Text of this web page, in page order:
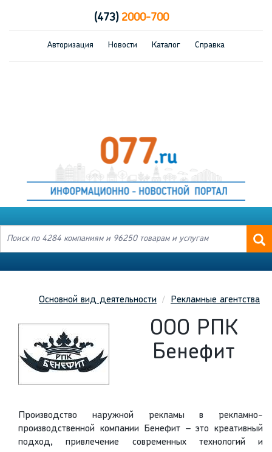
(473)2000-700
Авторизация Новости Каталог Справка
Основной вид деятельности Рекламные агентства
ООО РПК
Бенефит
Производство наружной рекламы в рекламно-
производственной компании Бенефит – это креативный
подход, привлечение современных технологий и